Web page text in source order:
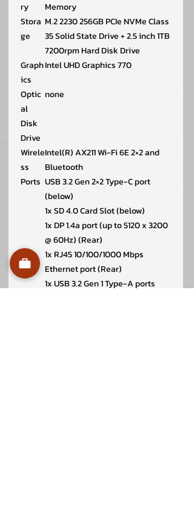
ry
Memory
Stora
ge
M.2 2230 256GB PCIe NVMe Class
35 Solid State Drive + 2.5 inch 1TB
7200rpm Hard Disk Drive
Graph
ics
Intel UHD Graphics 770
Optic
al
Disk
Drive
none
Wirele
ss
Intel(R) AX211 Wi-Fi 6E 2×2 and
Bluetooth
Ports USB 3.2 Gen 2×2 Type-C port
(below)
1x SD 4.0 Card Slot (below)
1x DP 1.4a port (up to 5120 x 3200
@ 60Hz) (Rear)
1x RJ45 10/100/1000 Mbps
Ethernet port (Rear)
1x USB 3.2 Gen 1 Type-A ports